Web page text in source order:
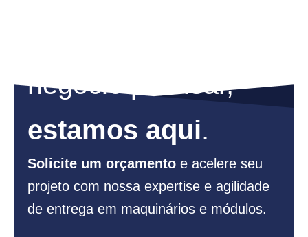
negócio precisar,
estamos aqui.
Solicite um orçamento e acelere seu
projeto com nossa expertise e agilidade
de entrega em maquinários e módulos.